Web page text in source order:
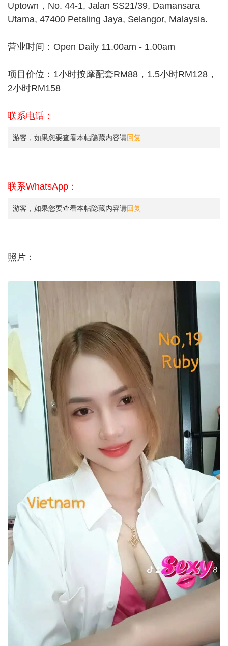
Uptown，No. 44-1, Jalan SS21/39, Damansara
Utama, 47400 Petaling Jaya, Selangor, Malaysia.
营业时间：Open Daily 11.00am - 1.00am
项目价位：1小时按摩配套RM88，1.5小时RM128，
2小时RM158
联系电话：
游客，如果您要查看本帖隐藏内容请回复
联系WhatsApp：
游客，如果您要查看本帖隐藏内容请回复
照片：